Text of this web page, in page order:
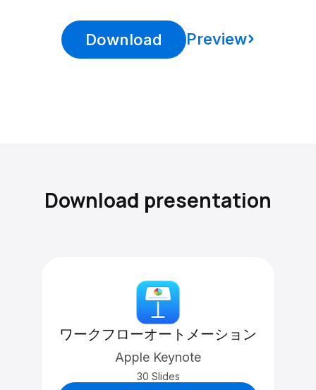
Download Preview
Download presentation
ワークフローオートメーション
Apple Keynote
30 Slides